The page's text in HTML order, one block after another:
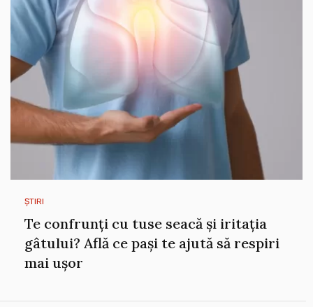
ȘTIRI
Te confrunți cu tuse seacă și iritația
gâtului? Află ce pași te ajută să respiri
mai ușor